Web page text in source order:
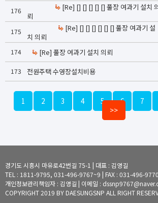
176
[Re] [] [] [] [] [] 풀장 여과기 설치
뢰
175
[Re] [] [] [] [] [] [] 풀장 여과기 설
치 의뢰
174 [Re] 풀장 여과기 설치 의뢰
173 전원주택 수영장설치비용
1 2 3 4 5 6 7
>>
경기도 시흥시 마유로42번길 75-1 | 대표 : 김영길
TEL : 1811-9795, 031-496-9767~9 | FAX : 031-496-9770
개인정보관리책임자 : 김영길 | 이메일 :
COPYRIGHT 2019 BY DAESUNGSNP ALL RIGHT